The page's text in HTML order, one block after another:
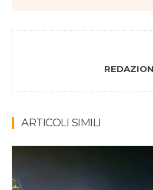
ARTICOLI SIMILI